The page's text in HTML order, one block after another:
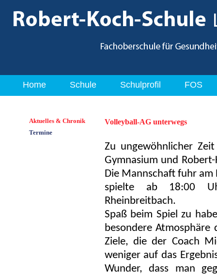
Home Schule Schulprofil FOS
Aktuelles & Chronik
Termine
Volleyball-AG unterwegs
Zu ungewöhnlicher
Gymnasium und
Die Mannschaft fuhr
spielte ab 18:00
Rheinbreitbach.
Spaß beim Spiel zu
besondere Atmosphäre
Ziele, die der Coach
weniger auf das
Wunder, dass man